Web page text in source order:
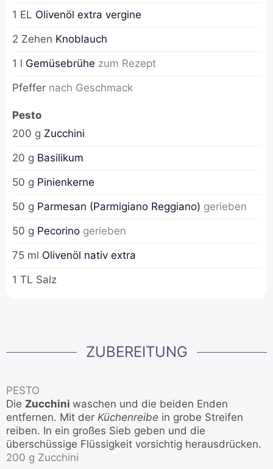
1 EL Olivenöl extra vergine
2 Zehen Knoblauch
1 l Gemüsebrühe zum Rezept
Pfeffer nach Geschmack
Pesto
200 g Zucchini
20 g Basilikum
50 g Pinienkerne
50 g Parmesan (Parmigiano Reggiano) gerieben
50 g Pecorino gerieben
75 ml Olivenöl nativ extra
1 TL Salz
ZUBEREITUNG
PESTO
Die Zucchini waschen und die beiden Enden
entfernen. Mit der Küchenreibe in grobe Streifen
reiben. In ein großes Sieb geben und die
überschüssige Flüssigkeit vorsichtig herausdrücken.
200 g Zucchini